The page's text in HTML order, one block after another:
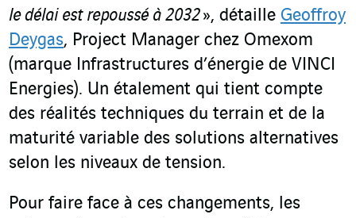
le délai est repoussé à 2032», détaille Geoffroy
Deygas, Project Manager chez Omexom
(marque Infrastructures d’énergie de VINCI
Energies). Un étalement qui tient compte
des réalités techniques du terrain et de la
maturité variable des solutions alternatives
selon les niveaux de tension.
Pour faire face à ces changements, les